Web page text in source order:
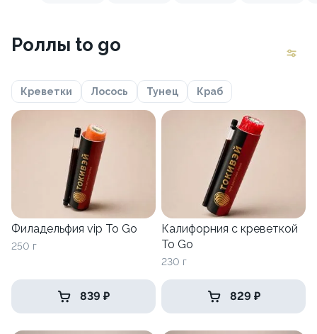
Роллы to go
Креветки Лосось Тунец Краб
Филадельфия vip To Go
250 г
839 ₽
Калифорния с креветкой
To Go
230 г
829 ₽